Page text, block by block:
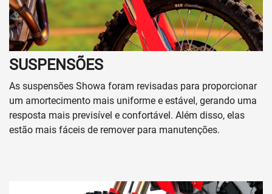
SUSPENSÕES
As suspensões Showa foram revisadas para proporcionar
um amortecimento mais uniforme e estável, gerando uma
resposta mais previsível e confortável. Além disso, elas
estão mais fáceis de remover para manutenções.